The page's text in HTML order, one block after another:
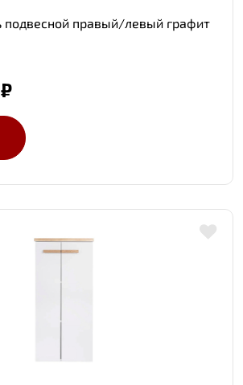
подвесной правый/левый графит